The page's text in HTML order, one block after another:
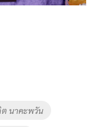
นาคะพวัน